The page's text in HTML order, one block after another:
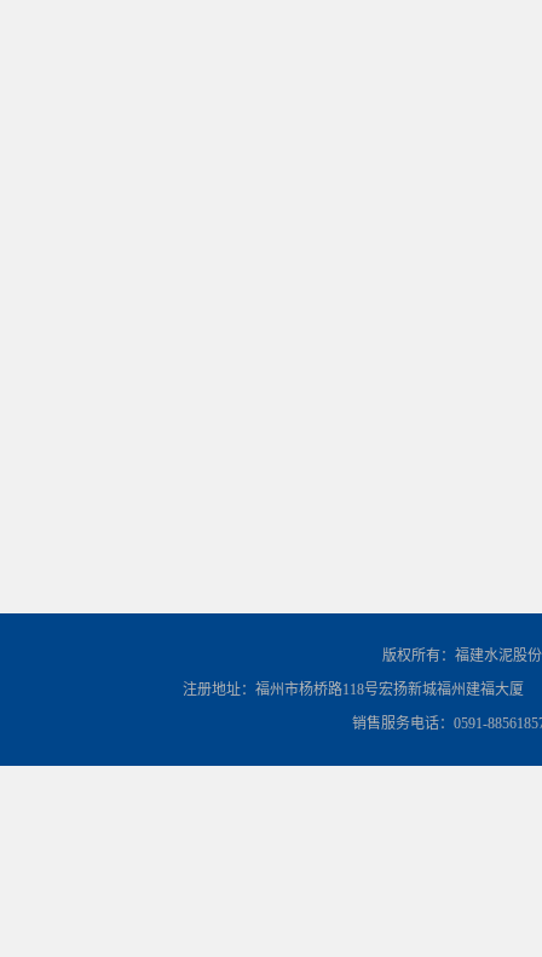
版权所有：福建水泥股
注册地址：福州市杨桥路118号宏扬新城福州建福大厦
销售服务电话：0591-